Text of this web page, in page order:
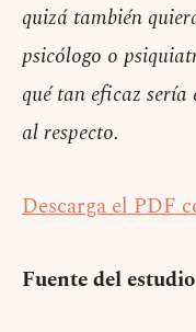
quizá también
psicólogo o
qué tan eficaz
al respecto.
Descarga el PDF
Fuente del